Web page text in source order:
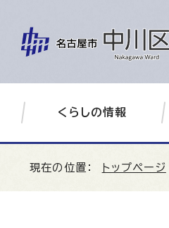
くらしの情報
現在の位置： トップページ